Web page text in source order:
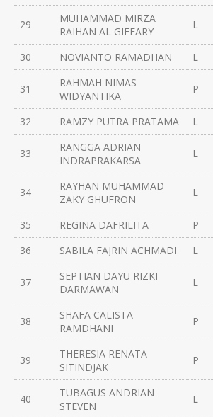
29
MUHAMMAD MIRZA
RAIHAN AL GIFFARY
L
30 NOVIANTO RAMADHAN L
31
RAHMAH NIMAS
WIDYANTIKA
P
32 RAMZY PUTRA PRATAMA L
33
RANGGA ADRIAN
INDRAPRAKARSA
L
34
RAYHAN MUHAMMAD
ZAKY GHUFRON
L
35 REGINA DAFRILITA P
36
SABILA FAJRIN ACHMADI L
37
SEPTIAN DAYU RIZKI
DARMAWAN
L
38
SHAFA CALISTA
RAMDHANI
P
39
THERESIA RENATA
SITINDJAK
P
40
TUBAGUS ANDRIAN
STEVEN
L